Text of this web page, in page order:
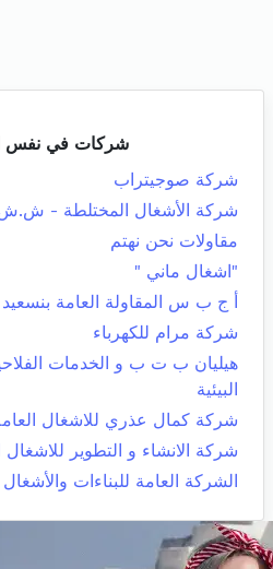
شركات في نفس
شركة صوجيتراب
شركة الأشغال المختلطة -
مقاولات نحن نهتم
"اشغال ماني "
أ ج ب س المقاولة العامة بنسعيد
شركة مرام للكهرباء
هيليان ب ت ب و الخدمات
البيئية
شركة كمال عذري للاشغال
شركة الانشاء و التطوير للاشغال
الشركة العامة للبناءات والأشغال